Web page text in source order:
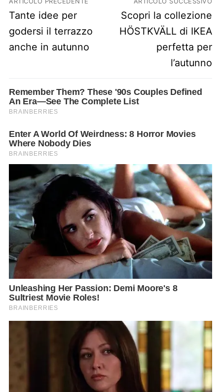
Previous post:
Tante idee per
godersi il terrazzo
anche in autunno
Next post:
Scopri la collezione
HÖSTKVÄLL di IKEA
perfetta per
l’autunno